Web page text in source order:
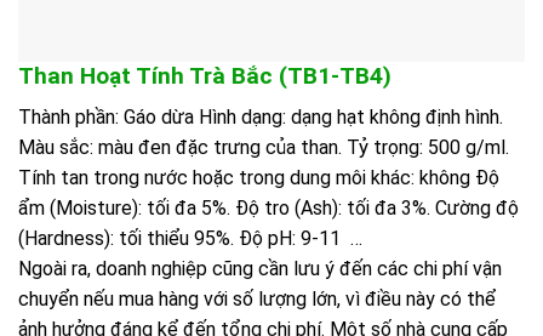
Than Hoạt Tính Trà Bắc (TB1-TB4)
Thành phần: Gáo dừa Hình dạng: dạng hạt không định hình.
Màu sắc: màu đen đặc trưng của than. Tỷ trọng: 500 g/ml.
Tính tan trong nước hoặc trong dung môi khác: không Độ
ẩm (Moisture): tối đa 5%. Độ tro (Ash): tối đa 3%. Cường độ
(Hardness): tối thiểu 95%. Độ pH: 9-11 …
Ngoài ra, doanh nghiệp cũng cần lưu ý đến các chi phí vận
chuyển nếu mua hàng với số lượng lớn, vì điều này có thể
ảnh hưởng đáng kể đến tổng chi phí. Một số nhà cung cấp